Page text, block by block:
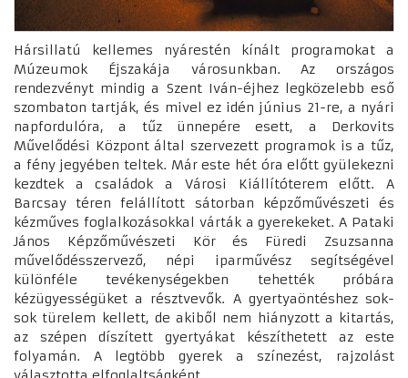
Hársillatú kellemes nyárestén kínált programokat a
Múzeumok Éjszakája városunkban. Az országos
rendezvényt mindig a Szent Iván-éjhez legközelebb eső
szombaton tartják, és mivel ez idén június 21-re, a nyári
napfordulóra, a tűz ünnepére esett, a Derkovits
Művelődési Központ által szervezett programok is a tűz,
a fény jegyében teltek. Már este hét óra előtt gyülekezni
kezdtek a családok a Városi Kiállítóterem előtt. A
Barcsay téren felállított sátorban képzőművészeti és
kézműves foglalkozásokkal várták a gyerekeket. A Pataki
János Képzőművészeti Kör és Füredi Zsuzsanna
művelődésszervező, népi iparművész segítségével
különféle tevékenységekben tehették próbára
kézügyességüket a résztvevők. A gyertyaöntéshez sok-
sok türelem kellett, de akiből nem hiányzott a kitartás,
az szépen díszített gyertyákat készíthetett az este
folyamán. A legtöbb gyerek a színezést, rajzolást